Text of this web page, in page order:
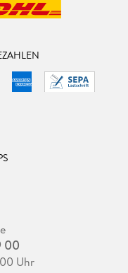
00
Uhr